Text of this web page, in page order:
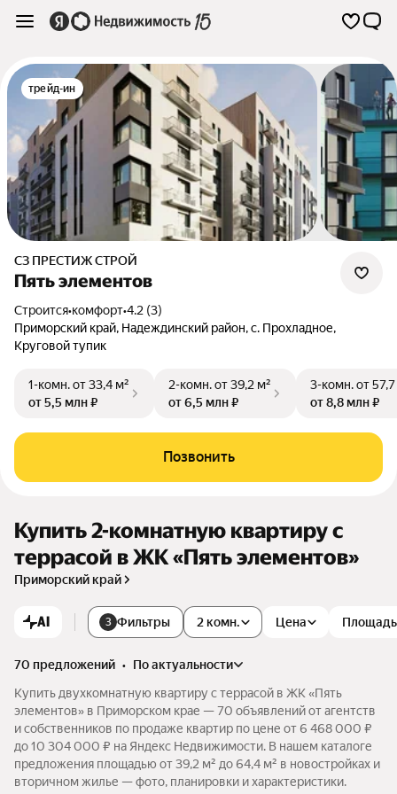
трейд-ин
СЗ ПРЕСТИЖ СТРОЙ
Пять элементов
Строится•комфорт•4.2 (3)
Приморский край, Надеждинский район,с. Прохладное,
Круговой тупик
1-комн.от 33,4 м²
от 5,5 млн ₽
2-комн.от 39,2 м²
от 6,5 млн ₽
3-комн.от
от 8,8 млн ₽
Позвонить
Купить 2-комнатную квартиру с
террасой в ЖК «Пять элементов»
Приморский край
AI 3 Фильтры 2 комн. Цена Площадь
70 предложений •
по актуальности
Купить двухкомнатную квартиру с террасой в ЖК «Пять
элементов» в Приморском крае — 70 объявлений от агентств
и собственников по продаже квартир по цене от 6 468 000 ₽
до 10 304 000 ₽ на Яндекс Недвижимости. В нашем каталоге
предложения площадью от 39,2 м² до 64,4 м² в новостройках и
вторичном жилье — фото, планировки и характеристики.